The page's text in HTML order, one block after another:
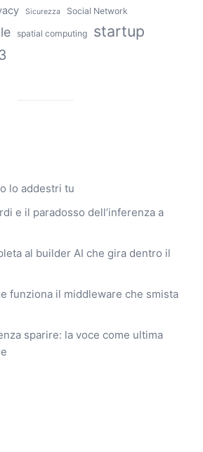
Sicurezza Social Network
spatial computing startup
lo addestri tu
e il paradosso dell’inferenza a
al builder AI che gira dentro il
funziona il middleware che smista
sparire: la voce come ultima